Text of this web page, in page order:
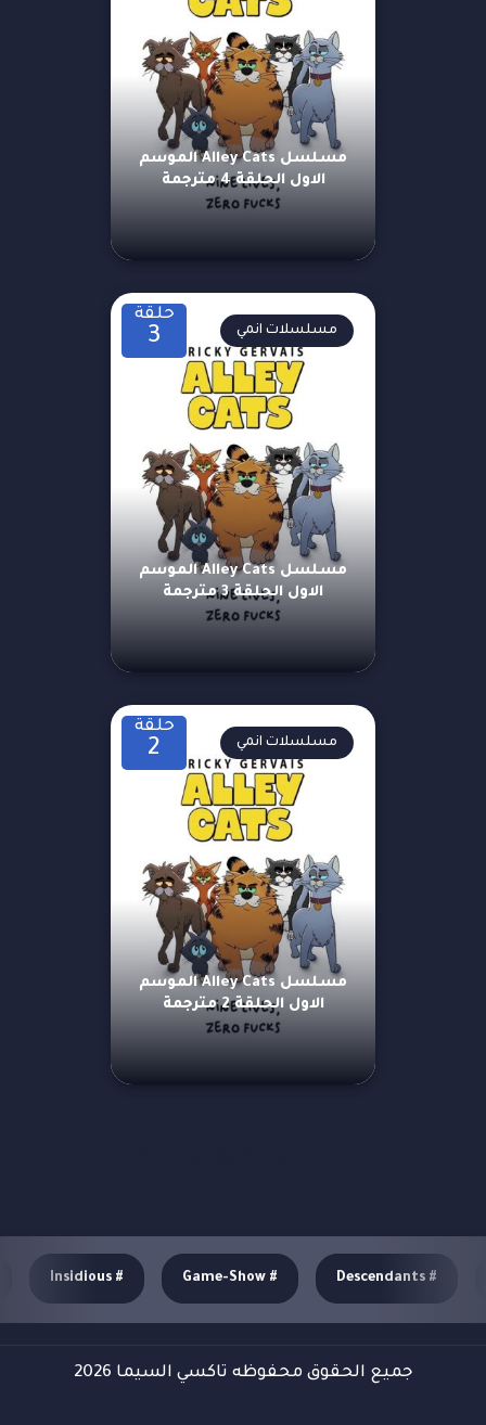
مسلسل Alley Cats الموسم
الاول الحلقة 4 مترجمة
حلقة
3
مسلسل Alley Cats الموسم
الاول الحلقة 3 مترجمة
مسلسلات انمي
حلقة
2
مسلسل Alley Cats الموسم
الاول الحلقة 2 مترجمة
مسلسلات انمي
#
Descendants
#
Game-Show
#
Insidious
جميع الحقوق محفوظه تاكسي السيما 2026